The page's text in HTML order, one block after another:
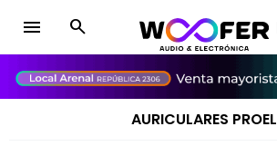
menu
AURICULARES PROEL
close